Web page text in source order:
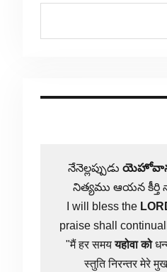
నేనెల్లప్పుడు
నిత్యము ఆయన కీర్తి
I will bless the
praise shall
"मैं हर समययहोवा को
स्तुति निरन्तर मेरे